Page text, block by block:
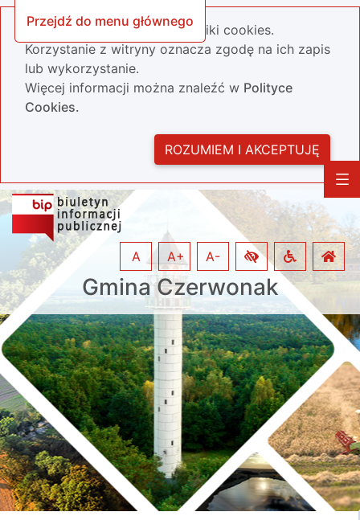
Przejdź do menu głównego
Nasza strona wykorzystuje pliki cookies.
Korzystanie z witryny oznacza zgodę na ich zapis
lub wykorzystanie.
Więcej informacji można znaleźć w Polityce
Cookies.
ROZUMIEM I AKCEPTUJĘ
Gmina Czerwonak
A A+ A-